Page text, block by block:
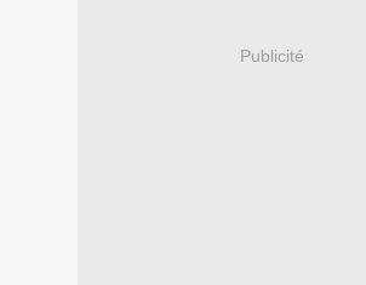
Publicité